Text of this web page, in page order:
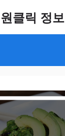
원클릭 정보